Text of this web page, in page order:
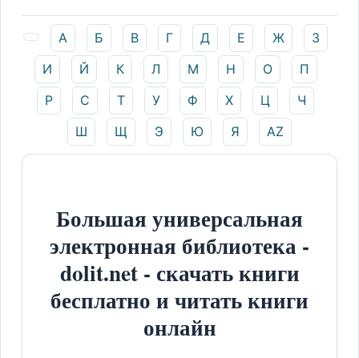
А Б В Г Д Е Ж
З
И
Й К Л М Н О
П
Р
С Т У Ф Х Ц
Ч
Ш
Щ Э Ю Я AZ
Большая универсальная
электронная библиотека -
dolit.net - скачать книги
бесплатно и читать книги
онлайн